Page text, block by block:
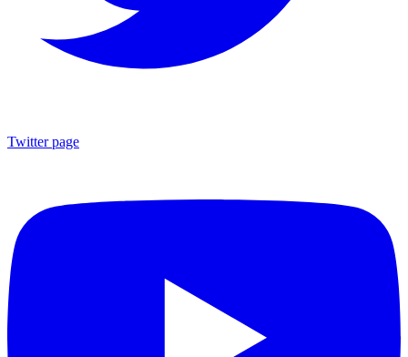
Twitter page